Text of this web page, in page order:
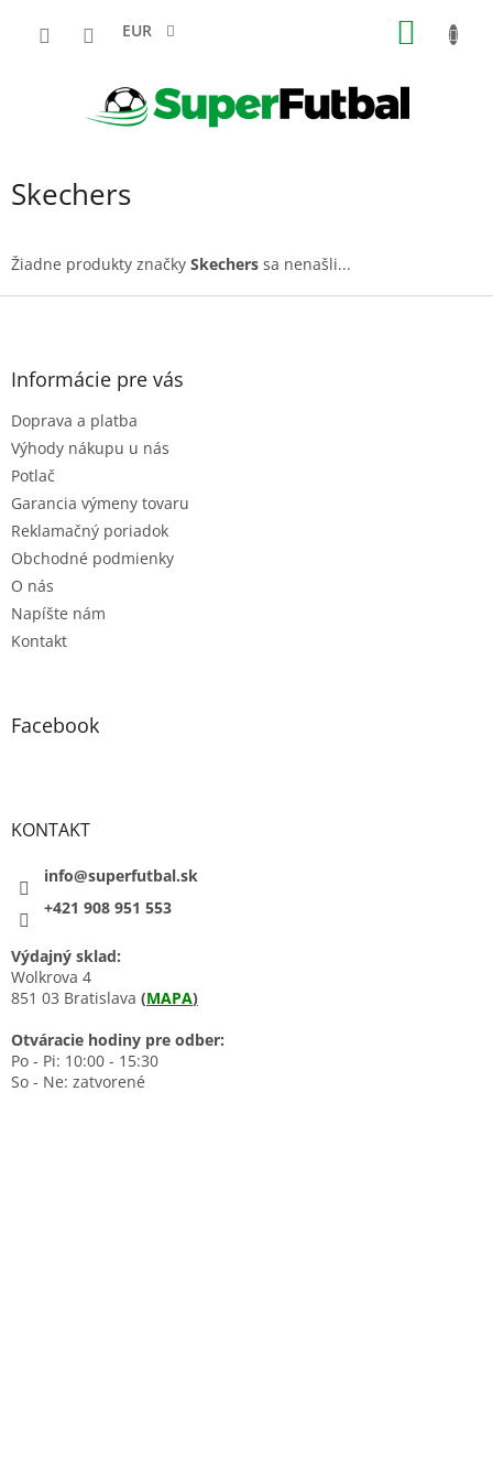
EUR
Skechers
Žiadne produkty značky Skechers sa nenašli...
Z
Informácie pre vás
Doprava a platba
Výhody nákupu u nás
Potlač
Garancia výmeny tovaru
Reklamačný poriadok
Obchodné podmienky
O nás
Napíšte nám
Kontakt
Facebook
KONTAKT
info@superfutbal.sk
+421 908 951 553
Výdajný sklad:
Wolkrova 4
851 03 Bratislava (MAPA)
Otváracie hodiny pre odber:
Po - Pi: 10:00 - 15:30
So - Ne: zatvorené